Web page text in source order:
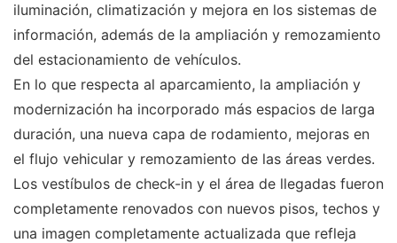
iluminación, climatización y mejora en los sistemas de
información, además de la ampliación y remozamiento
del estacionamiento de vehículos.
En lo que respecta al aparcamiento, la ampliación y
modernización ha incorporado más espacios de larga
duración, una nueva capa de rodamiento, mejoras en
el flujo vehicular y remozamiento de las áreas verdes.
Los vestíbulos de check-in y el área de llegadas fueron
completamente renovados con nuevos pisos, techos y
una imagen completamente actualizada que refleja